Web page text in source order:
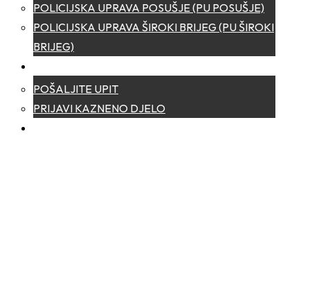
POLICIJSKA UPRAVA POSUŠJE (PU POSUŠJE)
POLICIJSKA UPRAVA ŠIROKI BRIJEG (PU ŠIROKI
BRIJEG)
POŠALJITE UPIT
PRIJAVI KAZNENO DJELO